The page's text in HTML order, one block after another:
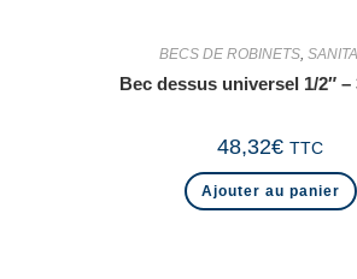
BECS DE ROBINETS,
Bec dessus universel 1/2″ –
48,32€ TTC
Ajouter au panier